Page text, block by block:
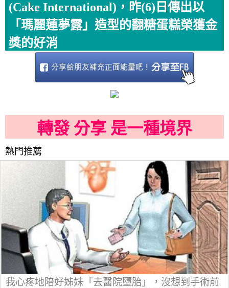
(Cake International)，昨(6)日傳出以
「瑪麗蓮夢露」造型的翻糖蛋糕榮獲金
獎的好消
轉發 分享 是一種境界
熱門推薦
我心疼地陪好姊妹「去醫院墮胎」，沒想到手術前